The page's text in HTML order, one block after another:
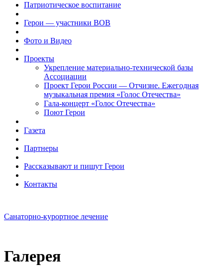
Патриотическое воспитание
Герои — участники ВОВ
Фото и Видео
Проекты
Укрепление материально-технической базы
Ассоциации
Проект Герои России — Отчизне. Ежегодная
музыкальная премия «Голос Отечества»
Гала-концерт «Голос Отечества»
Поют Герои
Газета
Партнеры
Рассказывают и пишут Герои
Контакты
Санаторно-курортное лечение
Галерея